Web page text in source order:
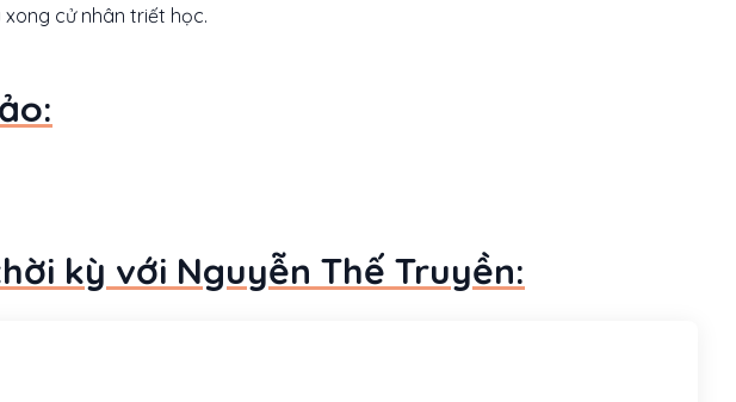
cử nhân triết học.
kỳ với Nguyễn Thế Truyền: